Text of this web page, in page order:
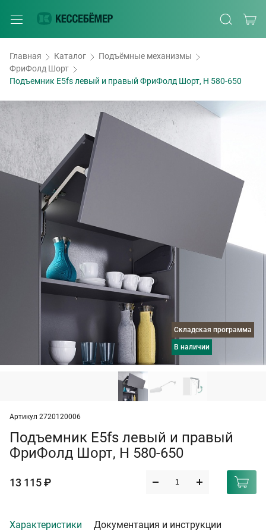
Главная Каталог
Подъёмные механизмы
ФриФолд Шорт
Подъемник E5fs левый и правый ФриФолд Шорт, H 580-650
Складская программа
в наличии
Артикул 2720120006
Подъемник E5fs левый и правый
ФриФолд Шорт, H 580-650
13 115 ₽
Характеристики Документация и инструкции